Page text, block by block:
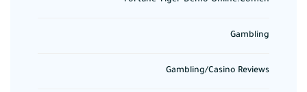
Gambling
Gambling/casino Reviews